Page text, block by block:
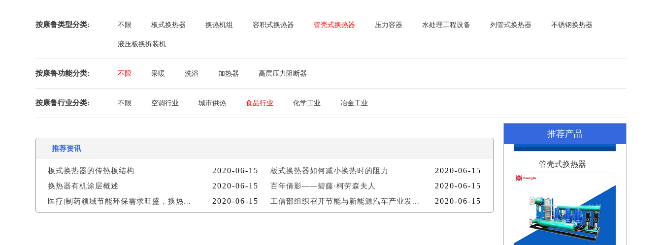
按康鲁类型分类: 不限 板式换热器 换热机组 容积式换热器 管壳式换热器 压力容器 水处理工程设备 列管式换热器 不锈钢换热器
液压板换拆装机
按康鲁功能分类: 不限 采暖 洗浴 加热器 高层压力阻断器
按康鲁行业分类: 不限 空调行业 城市供热 食品行业 化学工业 冶金工业
推荐资讯
板式换热器的传热板结构 2020-06-15 板式换热器如何减小换热时的阻力 2020-06-15
换热器有机涂层概述 2020-06-15 百年倩影——碧藤·柯劳森夫人 2020-06-15
医疗|制药领域节能环保需求旺盛，换热... 2020-06-15 工信部组织召开节能与新能源汽车产业发... 2020-06-15
推荐产品
管壳式换热器